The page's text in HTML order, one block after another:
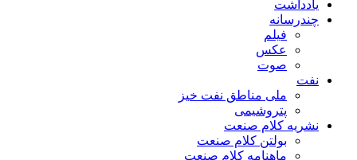
یادداشت
چندرسانه
فیلم
عکس
صوت
نفت
ملی مناطق نفت خیز
پتروشیمی
نشریه کلام صنعت
بولتن کلام صنعت
ماهنامه کلام صنعت